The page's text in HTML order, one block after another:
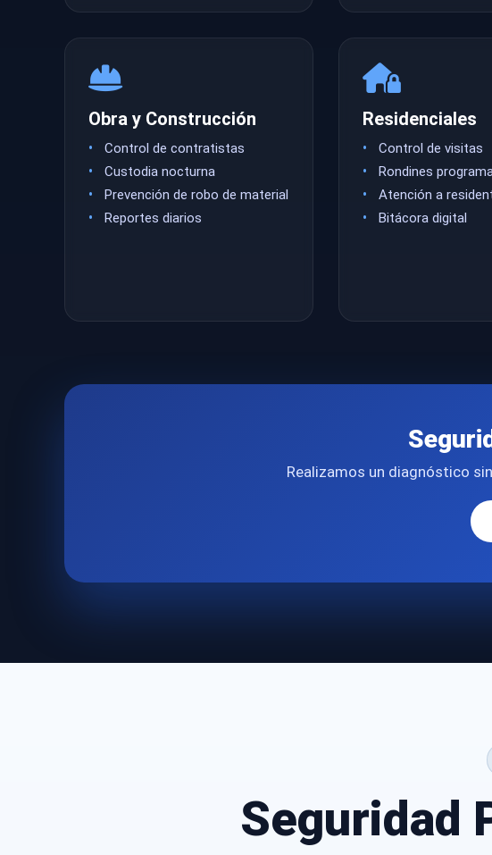
Obra y Construcción
Control de contratistas
Custodia nocturna
Prevención de robo de material
Reportes diarios
Residenciales
Control de visitas
Rondines
Atención a
Bitácora digital
Realizamos un diagnóstico
Seguridad